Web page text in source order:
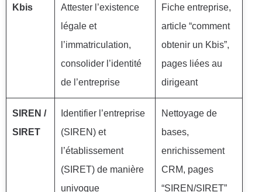
Kbis
Attester l’existence
légale et
l’immatriculation,
consolider l’identité
de l’entreprise
Fiche entreprise,
article “comment
obtenir un Kbis”,
pages liées au
dirigeant
SIREN /
SIRET
Identifier l’entreprise
(SIREN) et
l’établissement
(SIRET) de manière
univoque
Nettoyage de
bases,
enrichissement
CRM, pages
“SIREN/SIRET”